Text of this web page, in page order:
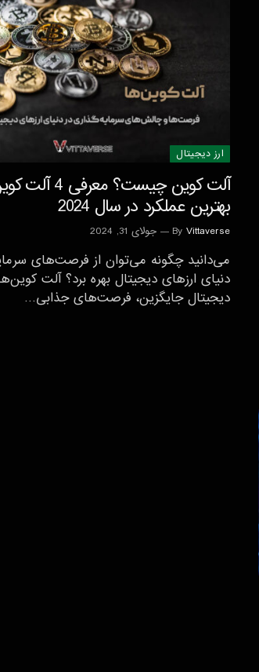
ارز دیجیتال
آلت کوین چیست؟ معرفی
بهترین عملکرد در سال 2024
By Vittaverse جولای 31, 2024
می‌دانید چگونه می‌توان از فرصت‌های
دنیای ارزهای دیجیتال بهره برد؟ آلت
دیجیتال جایگزین، فرصت‌های جذابی…